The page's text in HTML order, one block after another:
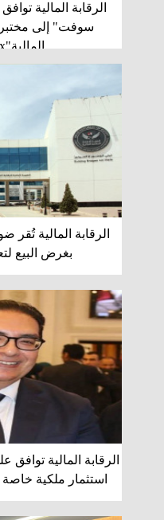
الرقابة المالية
سوفت" إلى
المالية"FRA Sandbox"
الرقابة المالية تُقر
بغرض البيع
الرقابة المالية
استثمار ملكية